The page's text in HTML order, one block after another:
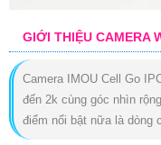
GIỚI THIỆU CAMERA
Camera IMOU Cell Go
đến 2k cùng góc nhìn
điểm nổi bật nữa là dòng